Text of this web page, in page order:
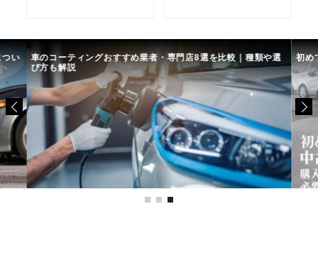
い 車のコーティングおすすめ業者・専門店8選を比較｜種類や選
び方も解説
初め